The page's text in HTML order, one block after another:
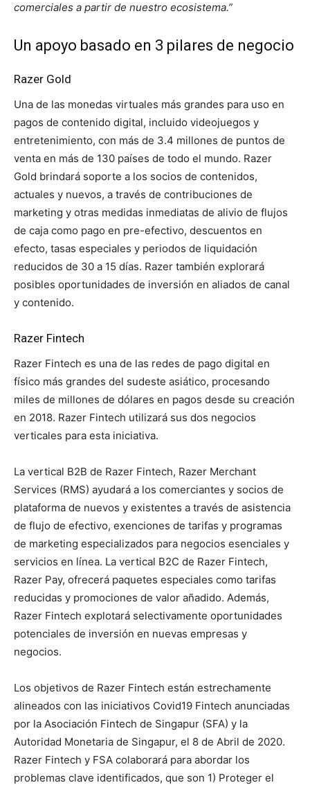
comerciales a partir de nuestro ecosistema.”
Un apoyo basado en 3 pilares de negocio
Razer Gold
Una de las monedas virtuales más grandes para uso en
pagos de contenido digital, incluido videojuegos y
entretenimiento, con más de 3.4 millones de puntos de
venta en más de 130 países de todo el mundo. Razer
Gold brindará soporte a los socios de contenidos,
actuales y nuevos, a través de contribuciones de
marketing y otras medidas inmediatas de alivio de flujos
de caja como pago en pre-efectivo, descuentos en
efecto, tasas especiales y periodos de liquidación
reducidos de 30 a 15 días. Razer también explorará
posibles oportunidades de inversión en aliados de canal
y contenido.
Razer Fintech
Razer Fintech es una de las redes de pago digital en
físico más grandes del sudeste asiático, procesando
miles de millones de dólares en pagos desde su creación
en 2018. Razer Fintech utilizará sus dos negocios
verticales para esta iniciativa.
La vertical B2B de Razer Fintech, Razer Merchant
Services (RMS) ayudará a los comerciantes y socios de
plataforma de nuevos y existentes a través de asistencia
de flujo de efectivo, exenciones de tarifas y programas
de marketing especializados para negocios esenciales y
servicios en línea. La vertical B2C de Razer Fintech,
Razer Pay, ofrecerá paquetes especiales como tarifas
reducidas y promociones de valor añadido. Además,
Razer Fintech explotará selectivamente oportunidades
potenciales de inversión en nuevas empresas y
negocios.
Los objetivos de Razer Fintech están estrechamente
alineados con las iniciativos Covid19 Fintech anunciadas
por la Asociación Fintech de Singapur (SFA) y la
Autoridad Monetaria de Singapur, el 8 de Abril de 2020.
Razer Fintech y FSA colaborará para abordar los
problemas clave identificados, que son 1) Proteger el